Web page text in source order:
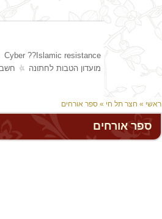
Cyber ??Islamic resistance
מועדון הטבות לחתונה
ראשי » חצר תל חי » ספר אורחים
ספר אורחים